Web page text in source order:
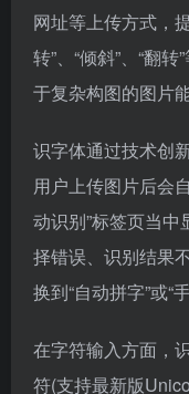
网址等上传方式，提
转”、“倾斜”、“翻
于复杂构图的图片
识字体通过技术创
用户上传图片后会
动识别”标签页当
择错误、识别结果
换到“自动拼字”或“
在字符输入方面，
符(支持最新版